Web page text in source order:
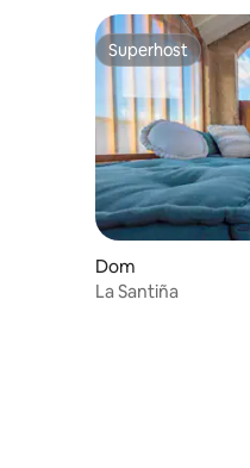
Superhost
Superhost
Dom
La Santiña